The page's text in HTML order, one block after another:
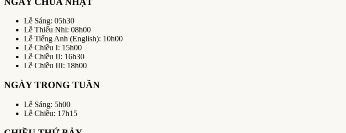
Lễ Sáng: 05h30
Lễ Thiếu Nhi: 08h00
Lễ Tiếng Anh (English): 10h00
Lễ Chiều I: 15h00
Lễ Chiều II: 16h30
Lễ Chiều III: 18h00
NGÀY TRONG TUẦN
Lễ Sáng: 5h00
Lễ Chiều: 17h15